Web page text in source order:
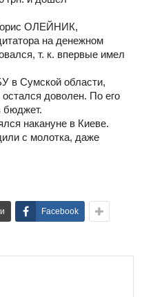
ОЛЕЙНИК,
на денежном
т. к. впервые имел
в Сумской области,
доволен. По его
бюджет.
накануне в Киеве.
с молотка, даже
Facebook